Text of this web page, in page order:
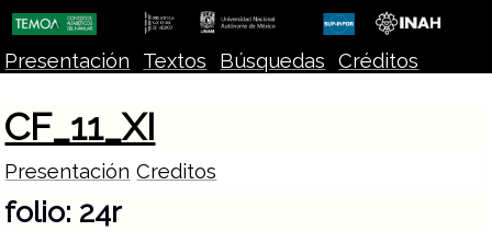
Presentación Textos Búsquedas Créditos
CF_11_XI
Presentación Creditos
folio: 24r